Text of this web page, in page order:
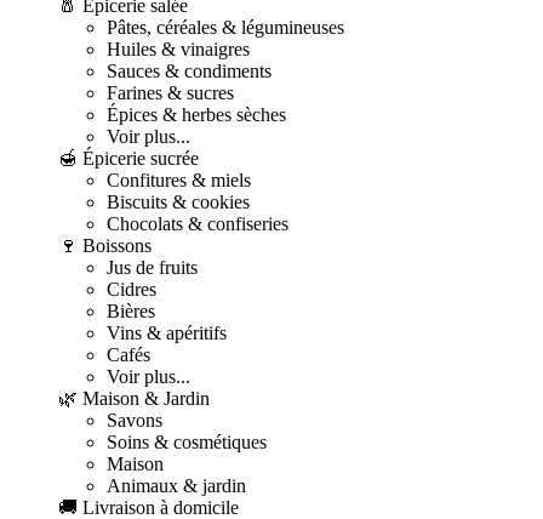
🧂 Épicerie salée
Pâtes, céréales & légumineuses
Huiles & vinaigres
Sauces & condiments
Farines & sucres
Épices & herbes sèches
Voir plus...
🍯 Épicerie sucrée
Confitures & miels
Biscuits & cookies
Chocolats & confiseries
🍷 Boissons
Jus de fruits
Cidres
Bières
Vins & apéritifs
Cafés
Voir plus...
🌿 Maison & Jardin
Savons
Soins & cosmétiques
Maison
Animaux & jardin
🚚 Livraison à domicile